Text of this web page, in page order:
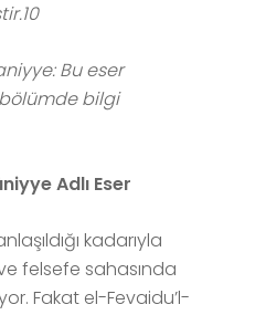
Bu eser
bilgi
Adlı Eser
kadarıyla
felsefe sahasında
Fakat el-Fevaidu’l-